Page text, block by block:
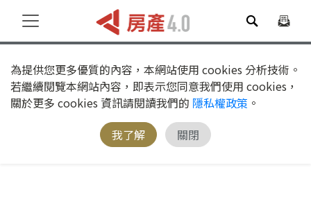
為提供您更多優質的內容，本網站使用 cookies 分析技術。
若繼續閱覽本網站內容，即表示您同意我們使用 cookies，
關於更多 cookies 資訊請閱讀我們的 隱私權政策 。
我了解
關閉